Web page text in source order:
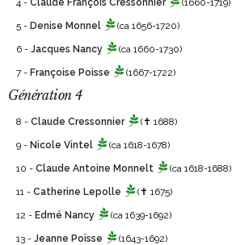
4 - Claude François Cressonnier (1660-1719)
5 - Denise Monnel (ca 1656-1720)
6 - Jacques Nancy (ca 1660-1730)
7 - Françoise Poisse (1667-1722)
Génération 4
8 - Claude Cressonnier (✝ 1688)
9 - Nicole Vintel (ca 1618-1678)
10 - Claude Antoine Monnelt (ca 1618-1688)
11 - Catherine Lepolle (✝ 1675)
12 - Edmé Nancy (ca 1639-1692)
13 - Jeanne Poisse (1643-1692)